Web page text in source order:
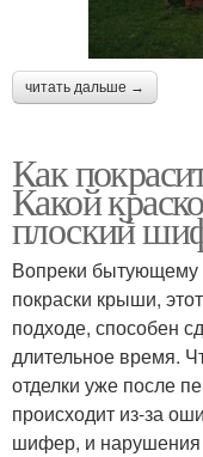
читать дальше →
Как
Какой
плоский
Вопреки бытующему
покраски крыши,
подходе, способен
длительное время.
отделки уже после
происходит из-за
шифер, и нарушения